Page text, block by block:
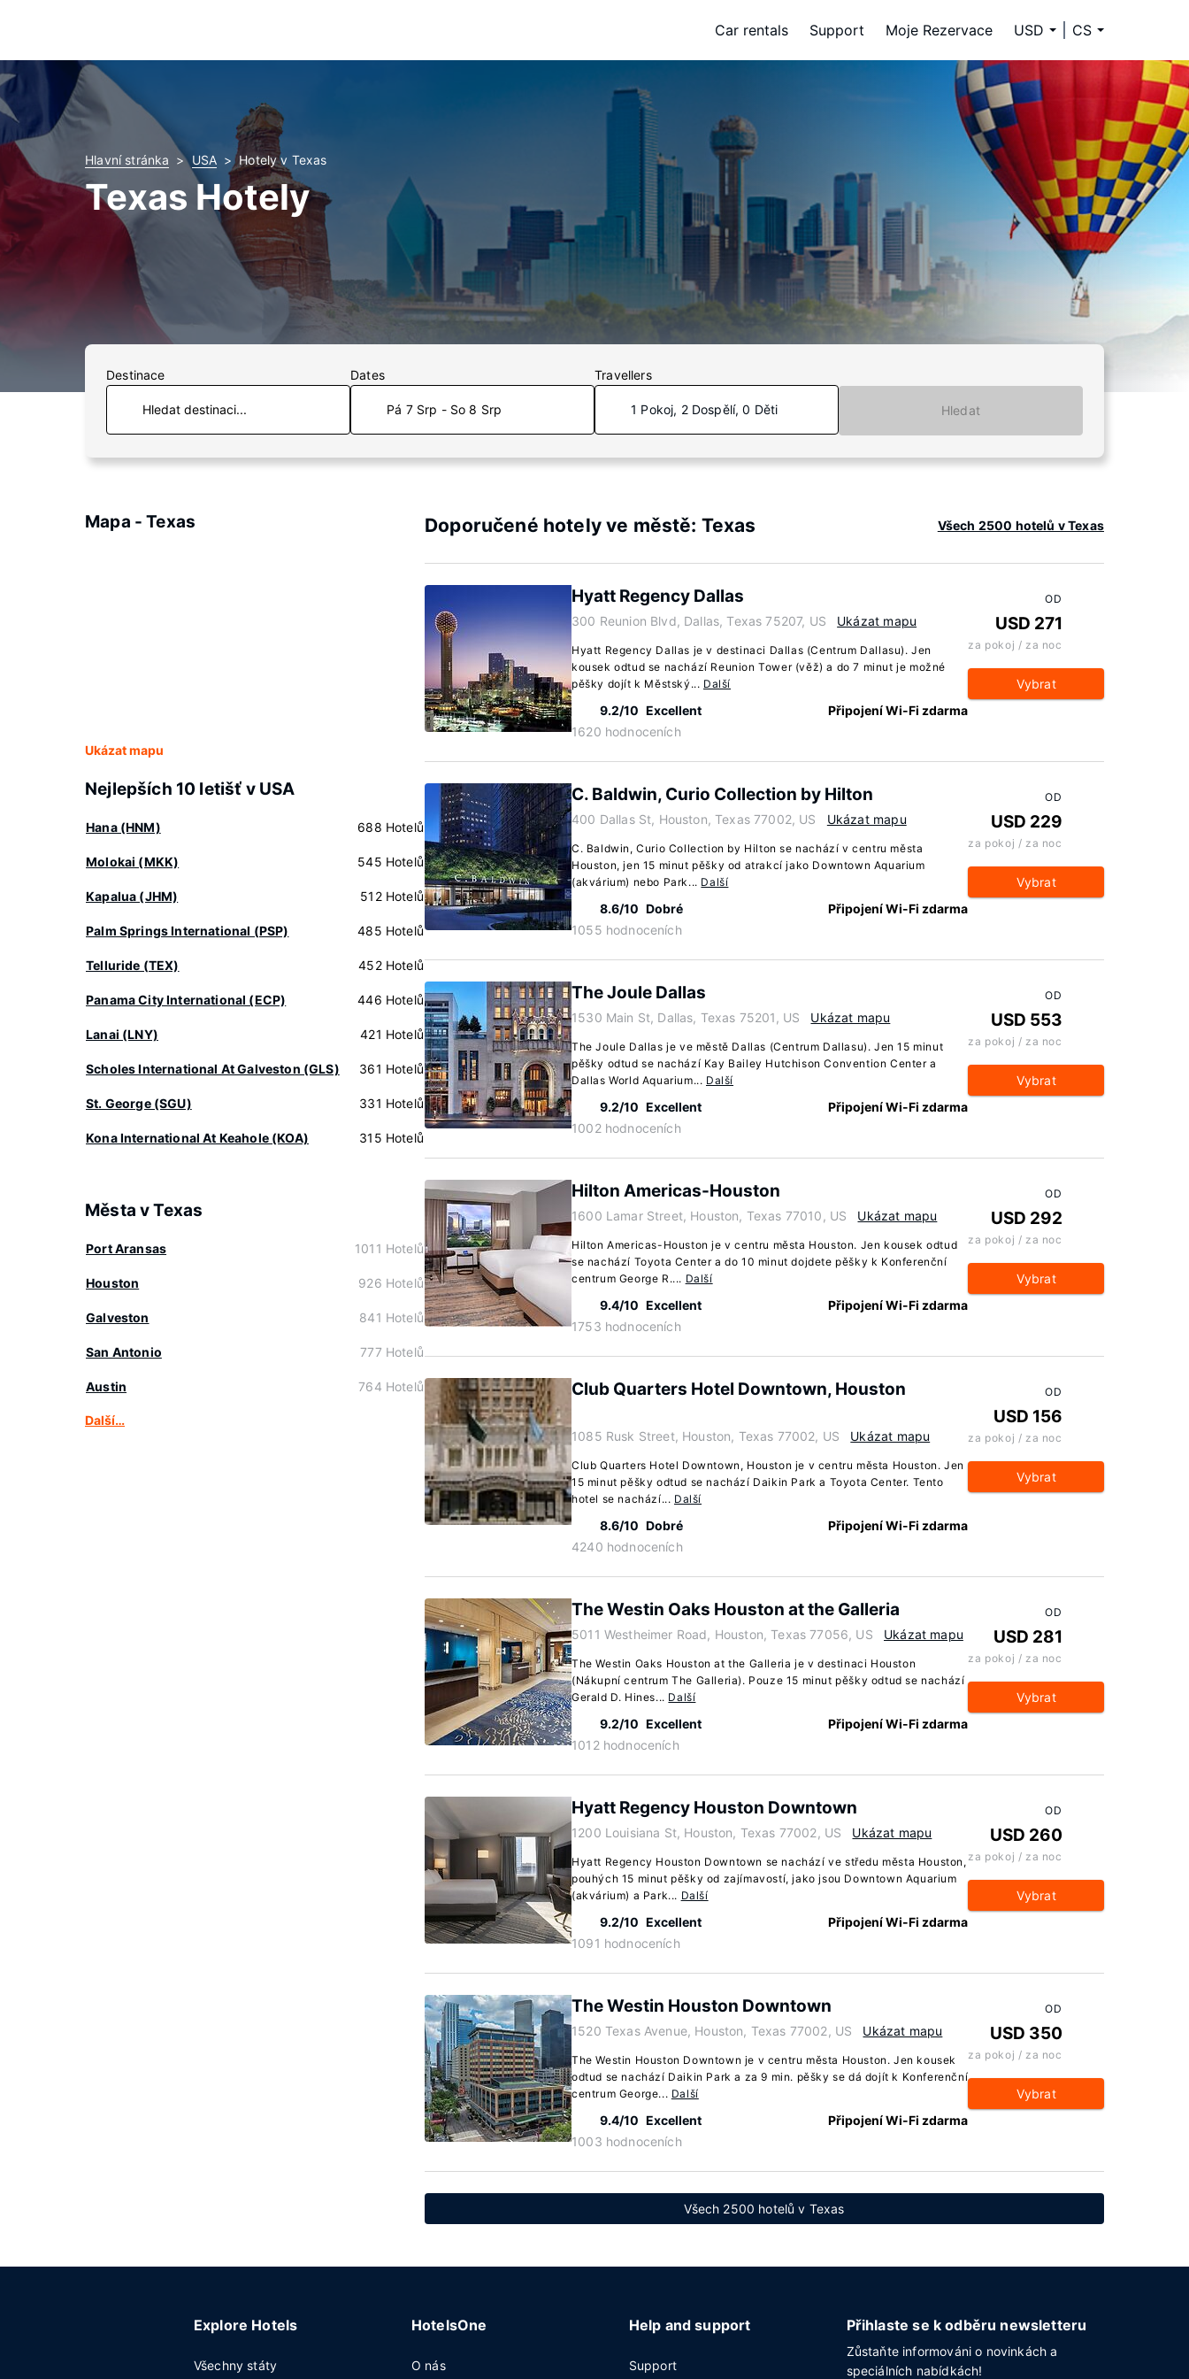
Car rentals Support Moje Rezervace USD CS
Hlavní stránka USA Hotely v Texas
Texas Hotely
Destinace Dates
Pá 7 Srp - So 8 Srp
Travellers
1 Pokoj, 2 Dospělí, 0 Děti Hledat
Mapa - Texas
Ukázat mapu
Nejlepších 10 letišť v USA
Hana (HNM) 688 Hotelů
Molokai (MKK) 545 Hotelů
Kapalua (JHM) 512 Hotelů
Palm Springs International (PSP) 485 Hotelů
Telluride (TEX) 452 Hotelů
Panama City International (ECP) 446 Hotelů
Lanai (LNY) 421 Hotelů
Scholes International At Galveston (GLS) 361 Hotelů
St. George (SGU) 331 Hotelů
Kona International At Keahole (KOA) 315 Hotelů
Města v Texas
Port Aransas 1011 Hotelů
Houston 926 Hotelů
Galveston 841 Hotelů
San Antonio 777 Hotelů
Austin 764 Hotelů
Další…
Doporučené hotely ve městě: Texas Všech 2500 hotelů v Texas
Hyatt Regency Dallas
300 Reunion Blvd, Dallas, Texas 75207, US Ukázat mapu
Hyatt Regency Dallas je v destinaci Dallas (Centrum Dallasu). Jen
kousek odtud se nachází Reunion Tower (věž) a do 7 minut je možné
pěšky dojít k Městský... Další
9.2/10 Excellent
1620 hodnoceních
Připojení Wi-Fi zdarma
OD
USD 271
za pokoj / za noc
Vybrat
C. Baldwin, Curio Collection by Hilton
400 Dallas St, Houston, Texas 77002, US Ukázat mapu
C. Baldwin, Curio Collection by Hilton se nachází v centru města
Houston, jen 15 minut pěšky od atrakcí jako Downtown Aquarium
(akvárium) nebo Park... Další
8.6/10 Dobré
1055 hodnoceních
Připojení Wi-Fi zdarma
OD
USD 229
za pokoj / za noc
Vybrat
The Joule Dallas
1530 Main St, Dallas, Texas 75201, US Ukázat mapu
The Joule Dallas je ve městě Dallas (Centrum Dallasu). Jen 15 minut
pěšky odtud se nachází Kay Bailey Hutchison Convention Center a
Dallas World Aquarium... Další
9.2/10 Excellent
1002 hodnoceních
Připojení Wi-Fi zdarma
OD
USD 553
za pokoj / za noc
Vybrat
Hilton Americas-Houston
1600 Lamar Street, Houston, Texas 77010, US Ukázat mapu
Hilton Americas-Houston je v centru města Houston. Jen kousek odtud
se nachází Toyota Center a do 10 minut dojdete pěšky k Konferenční
centrum George R.... Další
9.4/10 Excellent
1753 hodnoceních
Připojení Wi-Fi zdarma
OD
USD 292
za pokoj / za noc
Vybrat
Club Quarters Hotel Downtown, Houston
1085 Rusk Street, Houston, Texas 77002, US Ukázat mapu
Club Quarters Hotel Downtown, Houston je v centru města Houston. Jen
15 minut pěšky odtud se nachází Daikin Park a Toyota Center. Tento
hotel se nachází... Další
8.6/10 Dobré
4240 hodnoceních
Připojení Wi-Fi zdarma
OD
USD 156
za pokoj / za noc
Vybrat
The Westin Oaks Houston at the Galleria
5011 Westheimer Road, Houston, Texas 77056, US Ukázat mapu
The Westin Oaks Houston at the Galleria je v destinaci Houston
(Nákupní centrum The Galleria). Pouze 15 minut pěšky odtud se nachází
Gerald D. Hines... Další
9.2/10 Excellent
1012 hodnoceních
Připojení Wi-Fi zdarma
OD
USD 281
za pokoj / za noc
Vybrat
Hyatt Regency Houston Downtown
1200 Louisiana St, Houston, Texas 77002, US Ukázat mapu
Hyatt Regency Houston Downtown se nachází ve středu města Houston,
pouhých 15 minut pěšky od zajímavostí, jako jsou Downtown Aquarium
(akvárium) a Park... Další
9.2/10 Excellent
1091 hodnoceních
Připojení Wi-Fi zdarma
OD
USD 260
za pokoj / za noc
Vybrat
The Westin Houston Downtown
1520 Texas Avenue, Houston, Texas 77002, US Ukázat mapu
The Westin Houston Downtown je v centru města Houston. Jen kousek
odtud se nachází Daikin Park a za 9 min. pěšky se dá dojít k Konferenční
centrum George... Další
9.4/10 Excellent
1003 hodnoceních
Připojení Wi-Fi zdarma
OD
USD 350
za pokoj / za noc
Vybrat
Všech 2500 hotelů v Texas
Explore Hotels
Všechny státy
HotelsOne
O nás
Help and support
Support
Přihlaste se k odběru newsletteru
Zůstaňte informováni o novinkách a
speciálních nabídkách!